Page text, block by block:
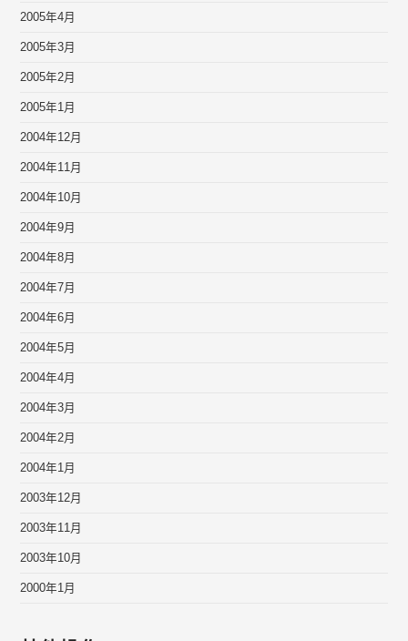
2005年4月
2005年3月
2005年2月
2005年1月
2004年12月
2004年11月
2004年10月
2004年9月
2004年8月
2004年7月
2004年6月
2004年5月
2004年4月
2004年3月
2004年2月
2004年1月
2003年12月
2003年11月
2003年10月
2000年1月